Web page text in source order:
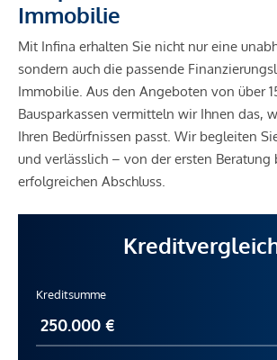
Immobilie
Mit Infina erhalten Sie nicht nur eine
sondern auch die passende
Immobilie. Aus den Angeboten von über
Bausparkassen vermitteln wir Ihnen das,
Ihren Bedürfnissen passt. Wir begleiten
und verlässlich – von der ersten Beratung
erfolgreichen Abschluss.
Kreditsumme